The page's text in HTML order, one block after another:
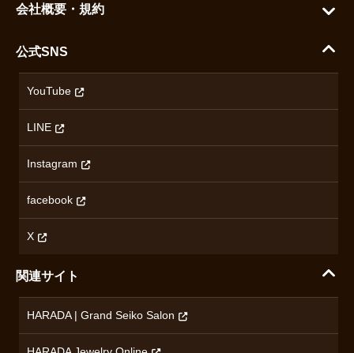
ご利用ガイド
配送・送料について
ハラダの保証とアフターサービス
セイコー
カシオ
オリエントスター
ロンジン
チューダー
ブランド一覧を見る
会社概要・規約
沿革
特定商取引法に基づく表記
プライバシーポリシー
無断転載・商用利用について
コンテンツ制作ポリシーおよび生成AIの利用指針
公式SNS
YouTube
LINE
Instagram
facebook
X
関連サイト
HARADA | Grand Seiko Salon